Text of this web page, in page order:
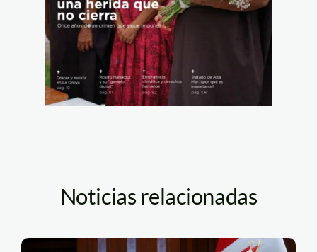
Noticias relacionadas